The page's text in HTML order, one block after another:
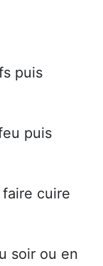
puis
puis
cuire
soir ou en